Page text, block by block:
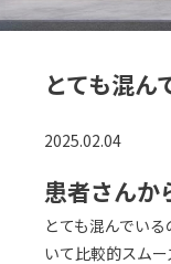
とても混ん
2025.02.04
患者さんか
とても混んでい
いて比較的スムー